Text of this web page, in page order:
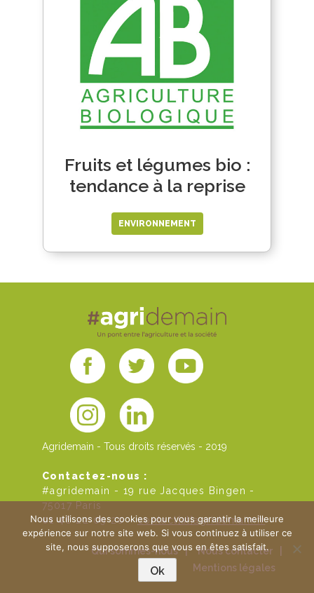
Fruits et légumes bio :
tendance à la reprise
ENVIRONNEMENT
Agridemain - Tous droits réservés - 2019
Contactez-nous :
#agridemain - 19 rue Jacques Bingen -
75017 Paris
01 46 22 09 20 -contact[at]agridemain.fr
Qui sommes-nous | Nous contacter
Mentions légales
Nous utilisons des cookies pour vous garantir la meilleure
expérience sur notre site web. Si vous continuez à utiliser ce
site, nous supposerons que vous en êtes satisfait.
Ok